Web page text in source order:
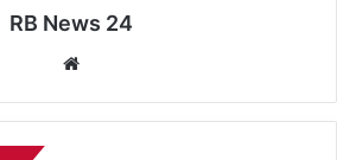
RB News 24